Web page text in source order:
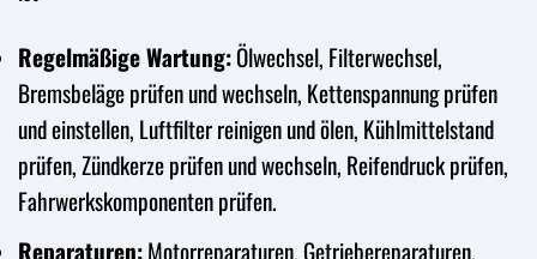
Regelmäßige Wartung:Ölwechsel, Filterwechsel,
Bremsbeläge prüfen und wechseln, Kettenspannung prüfen
und einstellen, Luftfilter reinigen und ölen, Kühlmittelstand
prüfen, Zündkerze prüfen und wechseln, Reifendruck prüfen,
Fahrwerkskomponenten prüfen.
Reparaturen:Motorreparaturen, Getriebereparaturen,